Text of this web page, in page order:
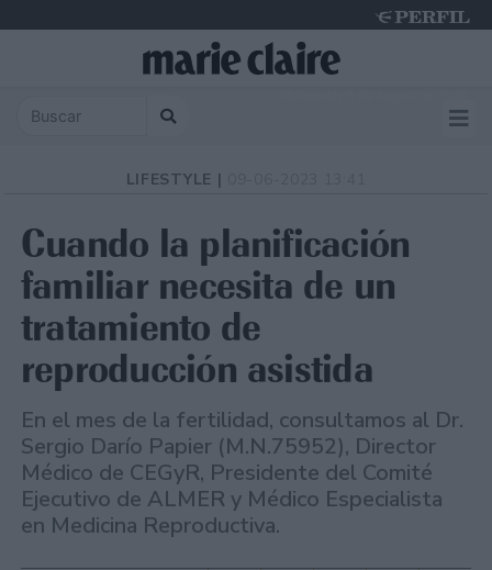
LIFESTYLE |
Cuando la planificación
familiar necesita de un
tratamiento de
reproducción asistida
En el mes de la fertilidad, consultamos al Dr.
Sergio Darío Papier (M.N.75952), Director
Médico de CEGyR, Presidente del Comité
Ejecutivo de ALMER y Médico Especialista
en Medicina Reproductiva.